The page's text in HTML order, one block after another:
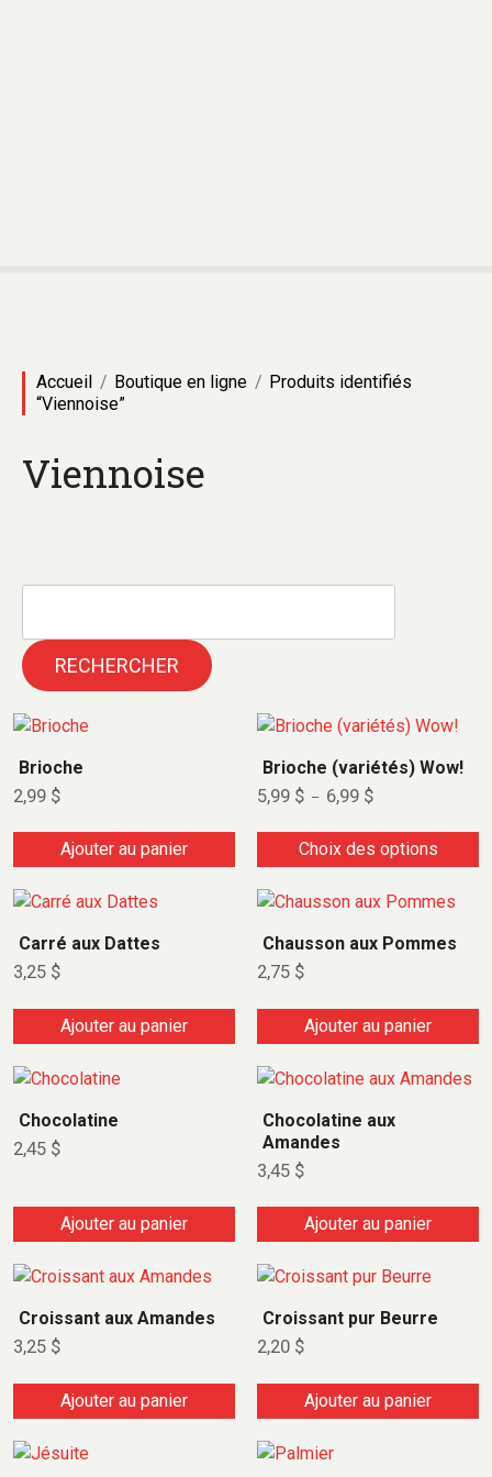
Accueil Boutique en ligne
Produits identifiés
“Viennoise”
Viennoise
RECHERCHER
Brioche
2,99 $
Ajouter au panier
Brioche (variétés) Wow!
5,99 $ – 6,99 $
Choix des options
Carré aux Dattes
3,25 $
Ajouter au panier
Chausson aux Pommes
2,75 $
Ajouter au panier
Chocolatine
2,45 $
Ajouter au panier
Chocolatine aux
Amandes
3,45 $
Ajouter au panier
Croissant aux Amandes
3,25 $
Ajouter au panier
Croissant pur Beurre
2,20 $
Ajouter au panier